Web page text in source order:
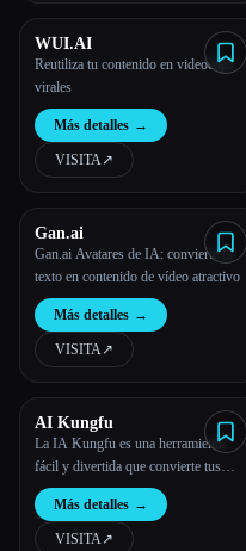
WUI.AI
Reutiliza tu contenido en videoclips
virales
Más detalles →
VISITA↗︎
Gan.ai
Gan.ai Avatares de IA: convierte tu
texto en contenido de vídeo atractivo
Más detalles →
VISITA↗︎
AI Kungfu
La IA Kungfu es una herramienta
fácil y divertida que convierte tus
fotos en auténticos vídeos de artes
marciales en cuestión de segundos.
Más detalles →
VISITA↗︎